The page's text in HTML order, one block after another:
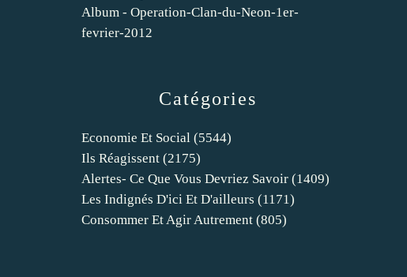
Catégories
Economie Et Social (5544)
Ils Réagissent (2175)
Alertes- Ce Que Vous Devriez Savoir (1409)
Les Indignés D'ici Et D'ailleurs (1171)
Consommer Et Agir Autrement (805)
Album - Operation-Clan-du-Neon-1er-
fevrier-2012